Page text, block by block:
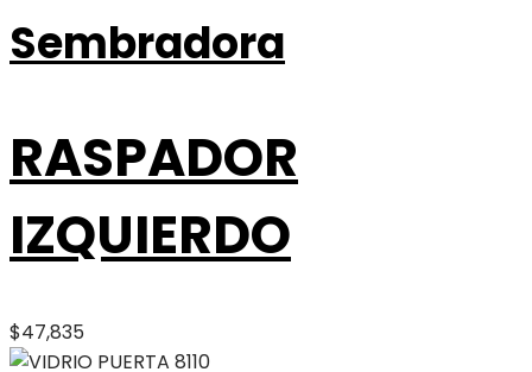
Sembradora
RASPADOR
IZQUIERDO
$47,835